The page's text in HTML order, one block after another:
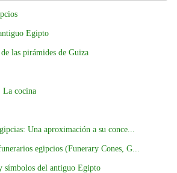
Egipto
las pirámides de Guiza
La cocina
Una aproximación a su conce...
egipcios (Funerary Cones, G...
símbolos del antiguo Egipto